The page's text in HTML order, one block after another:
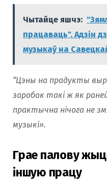
Чытайце яшчэ:
працаваць". Адзін
музыкаў на
“Цэны на прадукты
заробак такі ж як
практычна нічога не
музыкі».
Грае палову
іншую працу